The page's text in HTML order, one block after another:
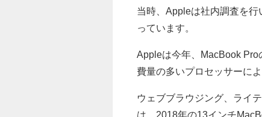
当時、Appleは社内調査を
っています。
Appleは今年、MacBook
費量の多いプロセッサーに
ウェブブラウジング、ライ
は、2018年の13インチ